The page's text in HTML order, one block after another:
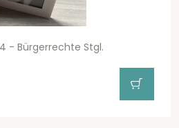
- Bürgerrechte Stgl.